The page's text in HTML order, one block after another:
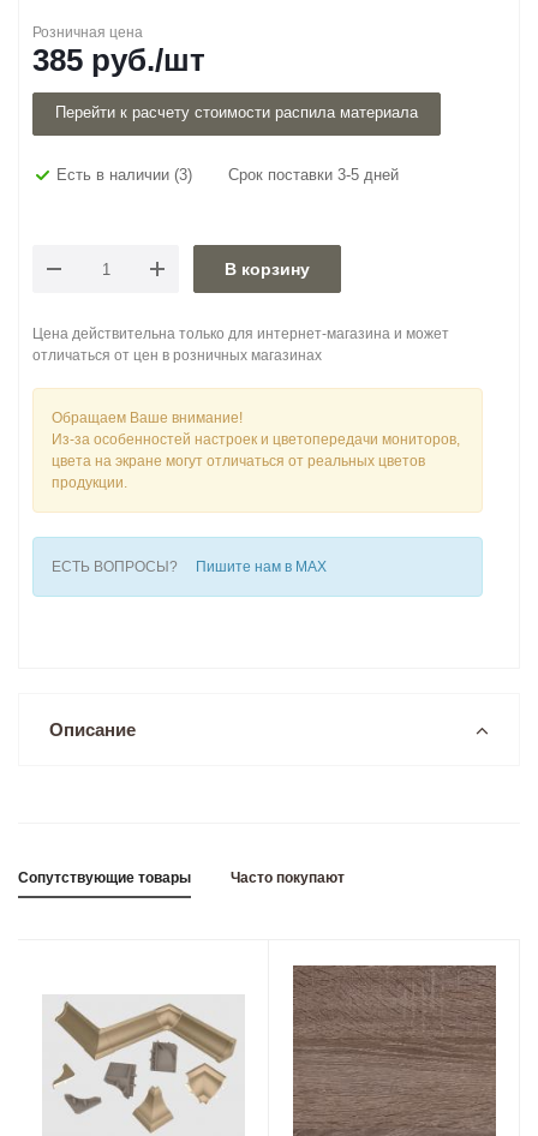
Розничная цена
385 руб./шт
Перейти к расчету стоимости распила материала
Есть в наличии (3) Срок поставки 3-5 дней
В корзину
Цена действительна только для интернет-магазина и может
отличаться от цен в розничных магазинах
Обращаем Ваше внимание!
Из-за особенностей настроек и цветопередачи мониторов,
цвета на экране могут отличаться от реальных цветов
продукции.
ЕСТЬ ВОПРОСЫ? Пишите нам в MAX
Описание
Сопутствующие товары Часто покупают